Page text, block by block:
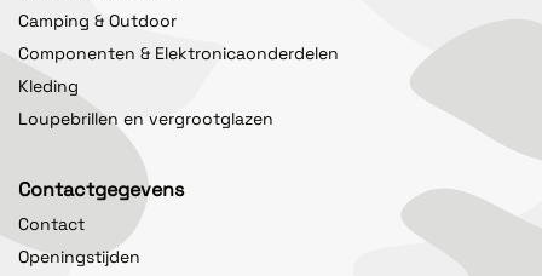
Camping & Outdoor
Componenten & Elektronicaonderdelen
Kleding
Loupebrillen en vergrootglazen
Contactgegevens
Contact
Openingstijden